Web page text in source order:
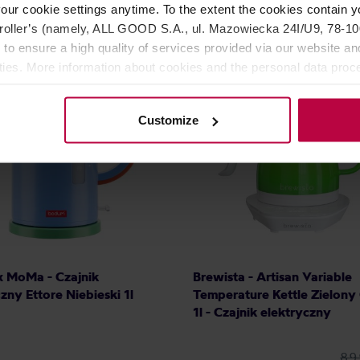
cookie settings anytime. To the extent the cookies contain
(namely, ALL GOOD S.A., ul. Mazowiecka 24I/U9, 78-
ensure a high quality of services provided via our website
More information about cookies and the personal data
Customize
MoMa - Czajnik
Ettore Niebieski 1l
Brewista - Artisan Variable
Temperature Kettle Zielony
1l - Czajnik elektryczny